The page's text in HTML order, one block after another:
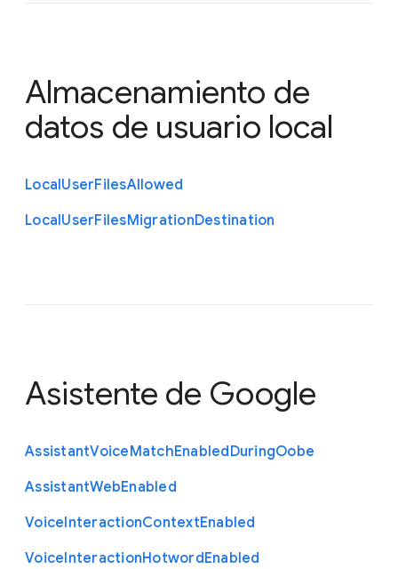
Almacenamiento de
datos de usuario local
LocalUserFilesAllowed
LocalUserFilesMigrationDestination
Asistente de Google
AssistantVoiceMatchEnabledDuringOobe
AssistantWebEnabled
VoiceInteractionContextEnabled
VoiceInteractionHotwordEnabled